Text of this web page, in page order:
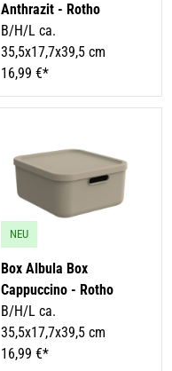
Anthrazit - Rotho
B/H/L ca.
35,5x17,7x39,5 cm
16,99 €*
NEU
Box Albula Box
Cappuccino - Rotho
B/H/L ca.
35,5x17,7x39,5 cm
16,99 €*